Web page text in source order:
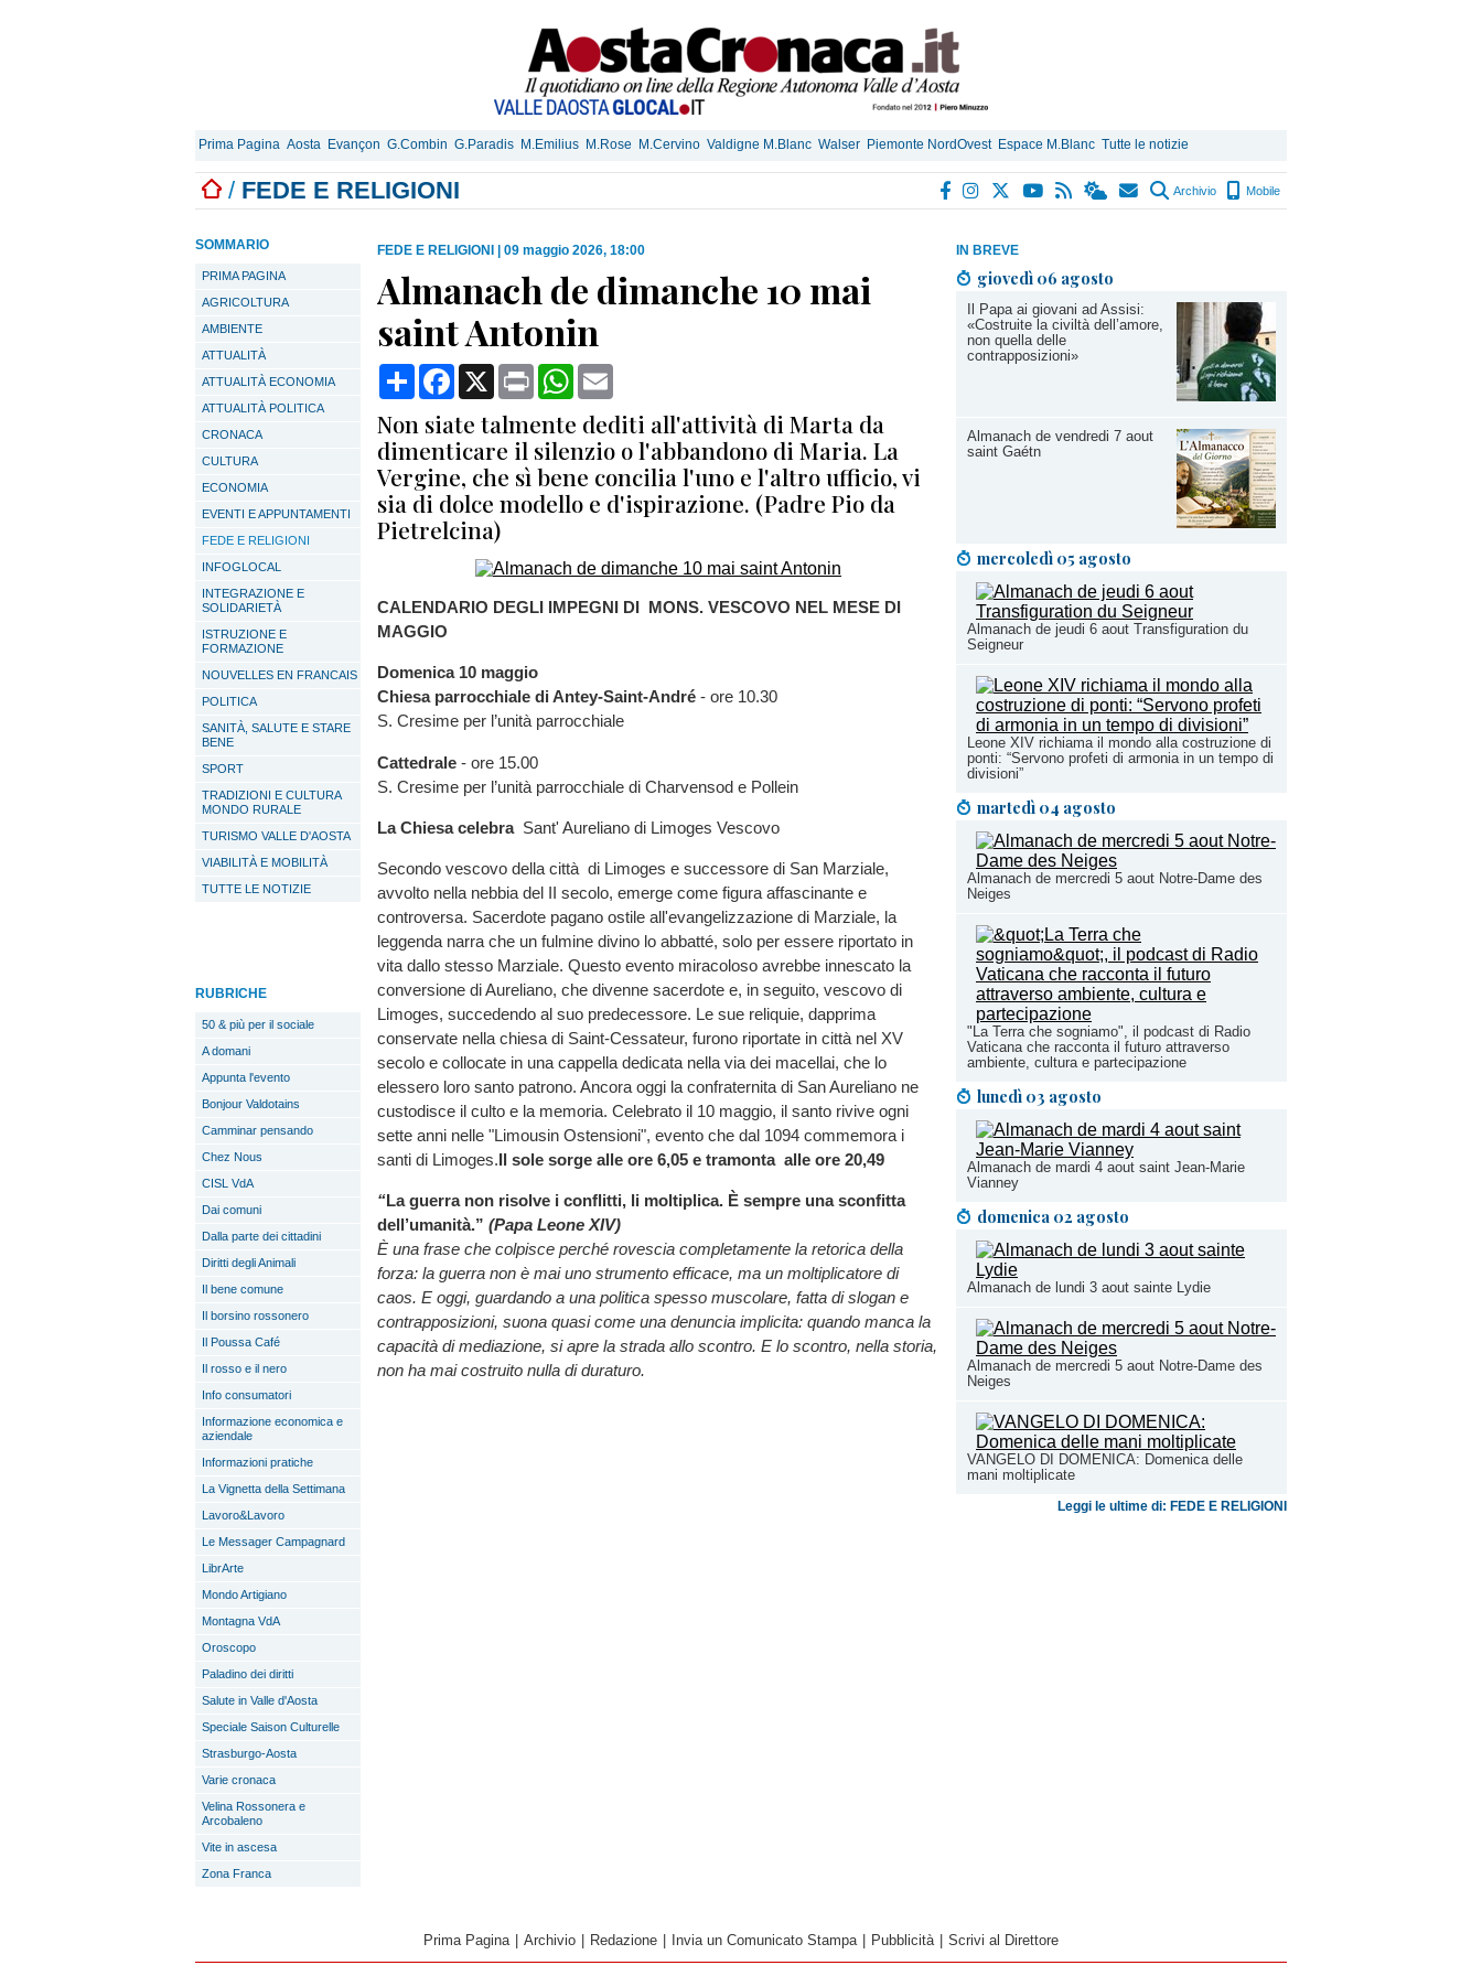
Prima Pagina Aosta Evançon G.Combin G.Paradis M.Emilius M.Rose M.Cervino Valdigne M.Blanc Walser Piemonte NordOvest Espace M.Blanc Tutte le notizie
/ FEDE E RELIGIONI Archivio Mobile
IN BREVE
giovedì 06 agosto
Il Papa ai giovani ad Assisi:
«Costruite la civiltà dell’amore,
non quella delle
contrapposizioni»
Almanach de vendredi 7 aout
saint Gaétn
mercoledì 05 agosto
Almanach de jeudi 6 aout Transfiguration du
Seigneur
Leone XIV richiama il mondo alla costruzione di
ponti: “Servono profeti di armonia in un tempo di
divisioni”
martedì 04 agosto
Almanach de mercredi 5 aout Notre-Dame des
Neiges
"La Terra che sogniamo", il podcast di Radio
Vaticana che racconta il futuro attraverso
ambiente, cultura e partecipazione
lunedì 03 agosto
Almanach de mardi 4 aout saint Jean-Marie
Vianney
domenica 02 agosto
Almanach de lundi 3 aout sainte Lydie
Almanach de mercredi 5 aout Notre-Dame des
Neiges
VANGELO DI DOMENICA: Domenica delle
mani moltiplicate
Leggi le ultime di: FEDE E RELIGIONI
SOMMARIO
PRIMA PAGINA
AGRICOLTURA
AMBIENTE
ATTUALITÀ
ATTUALITÀ ECONOMIA
ATTUALITÀ POLITICA
CRONACA
CULTURA
ECONOMIA
EVENTI E APPUNTAMENTI
FEDE E RELIGIONI
INFOGLOCAL
INTEGRAZIONE E
SOLIDARIETÀ
ISTRUZIONE E
FORMAZIONE
NOUVELLES EN FRANCAIS
POLITICA
SANITÀ, SALUTE E STARE
BENE
SPORT
TRADIZIONI E CULTURA
MONDO RURALE
TURISMO VALLE D'AOSTA
VIABILITÀ E MOBILITÀ
TUTTE LE NOTIZIE
RUBRICHE
50 & più per il sociale
A domani
Appunta l'evento
Bonjour Valdotains
Camminar pensando
Chez Nous
CISL VdA
Dai comuni
Dalla parte dei cittadini
Diritti degli Animali
Il bene comune
Il borsino rossonero
Il Poussa Café
Il rosso e il nero
Info consumatori
Informazione economica e
aziendale
Informazioni pratiche
La Vignetta della Settimana
Lavoro&Lavoro
Le Messager Campagnard
LibrArte
Mondo Artigiano
Montagna VdA
Oroscopo
Paladino dei diritti
Salute in Valle d'Aosta
Speciale Saison Culturelle
Strasburgo-Aosta
Varie cronaca
Velina Rossonera e
Arcobaleno
Vite in ascesa
Zona Franca
FEDE E RELIGIONI 09 maggio 2026, 18:00
Almanach de dimanche 10 mai
saint Antonin
CondividiFacebook
X Print WhatsApp
Non siate talmente dediti all'attività di Marta da
dimenticare il silenzio o l'abbandono di Maria. La
Vergine, che sì bene concilia l'uno e l'altro ufficio, vi
sia di dolce modello e d'ispirazione. (Padre Pio da
Pietrelcina)
CALENDARIO DEGLI IMPEGNI DI MONS. VESCOVO NEL MESE DI
MAGGIO
Domenica 10 maggio
Chiesa parrocchiale di Antey-Saint-André - ore 10.30
S. Cresime per l’unità parrocchiale
Cattedrale - ore 15.00
S. Cresime per l’unità parrocchiale di Charvensod e Pollein
La Chiesa celebra Sant' Aureliano di Limoges Vescovo
Secondo vescovo della città di Limoges e successore di San Marziale,
avvolto nella nebbia del II secolo, emerge come figura affascinante e
controversa. Sacerdote pagano ostile all'evangelizzazione di Marziale, la
leggenda narra che un fulmine divino lo abbatté, solo per essere riportato in
vita dallo stesso Marziale. Questo evento miracoloso avrebbe innescato la
conversione di Aureliano, che divenne sacerdote e, in seguito, vescovo di
Limoges, succedendo al suo predecessore. Le sue reliquie, dapprima
conservate nella chiesa di Saint-Cessateur, furono riportate in città nel XV
secolo e collocate in una cappella dedicata nella via dei macellai, che lo
elessero loro santo patrono. Ancora oggi la confraternita di San Aureliano ne
custodisce il culto e la memoria. Celebrato il 10 maggio, il santo rivive ogni
sette anni nelle "Limousin Ostensioni", evento che dal 1094 commemora i
santi di Limoges.Il sole sorge alle ore 6,05 e tramonta alle ore 20,49
“La guerra non risolve i conflitti, li moltiplica. È sempre una sconfitta
dell’umanità.” (Papa Leone XIV)
È una frase che colpisce perché rovescia completamente la retorica della
forza: la guerra non è mai uno strumento efficace, ma un moltiplicatore di
caos. E oggi, guardando a una politica spesso muscolare, fatta di slogan e
contrapposizioni, suona quasi come una denuncia implicita: quando manca la
capacità di mediazione, si apre la strada allo scontro. E lo scontro, nella storia,
non ha mai costruito nulla di duraturo.
Prima Pagina Archivio Redazione Invia un Comunicato Stampa Pubblicità Scrivi al Direttore